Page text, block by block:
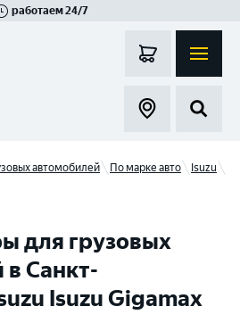
работаем 24/7
автомобилей По марке авто
Isuzu
для грузовых
Санкт-
Isuzu Gigamax